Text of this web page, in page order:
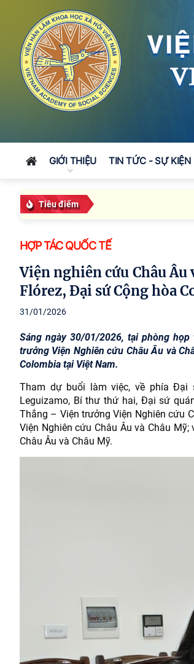
GIỚI THIỆU TIN TỨC - SỰ KIỆN
Tiêu điểm
HỢP TÁC QUỐC TẾ
Viện nghiên cứu Châu Âu và Châu Mỹ tiếp đón và làm việc với bà Camila María Polo
Flórez, Đại sứ Cộng hòa
31/01/2026
Sáng ngày 30/01/2026, tại phòng họp
trưởng Viện Nghiên cứu Châu Âu và
Colombia tại Việt Nam.
Tham dự buổi làm việc, về phía Đại
Leguizamo, Bí thư thứ hai, Đại sứ
Thắng – Viện trưởng Viện Nghiên cứu
Viện Nghiên cứu Châu Âu và Châu
Châu Âu và Châu Mỹ.